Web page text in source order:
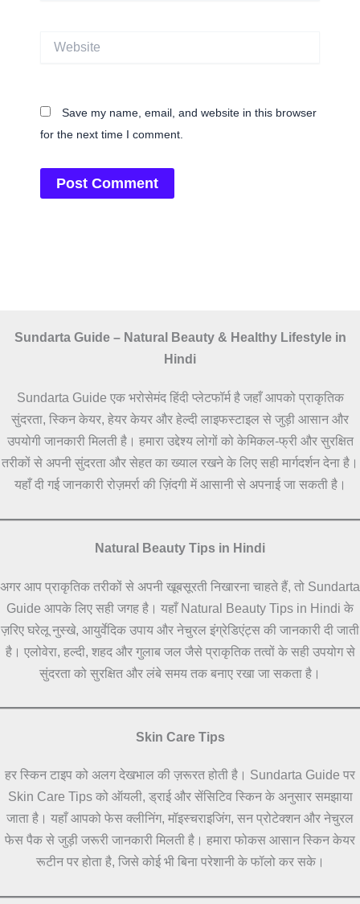
Website
Save my name, email, and website in this browser
for the next time I comment.
Sundarta Guide – Natural Beauty & Healthy Lifestyle in
Hindi
Sundarta Guide एक भरोसेमंद हिंदी प्लेटफॉर्म है जहाँ आपको प्राकृतिक
सुंदरता, स्किन केयर, हेयर केयर और हेल्दी लाइफस्टाइल से जुड़ी आसान और
उपयोगी जानकारी मिलती है। हमारा उद्देश्य लोगों को केमिकल-फ्री और सुरक्षित
तरीकों से अपनी सुंदरता और सेहत का ख्याल रखने के लिए सही मार्गदर्शन देना है।
यहाँ दी गई जानकारी रोज़मर्रा की ज़िंदगी में आसानी से अपनाई जा सकती है।
Natural Beauty Tips in Hindi
अगर आप प्राकृतिक तरीकों से अपनी खूबसूरती निखारना चाहते हैं, तो Sundarta
Guide आपके लिए सही जगह है। यहाँ Natural Beauty Tips in Hindi के
ज़रिए घरेलू नुस्खे, आयुर्वेदिक उपाय और नेचुरल इंग्रेडिएंट्स की जानकारी दी जाती
है। एलोवेरा, हल्दी, शहद और गुलाब जल जैसे प्राकृतिक तत्वों के सही उपयोग से
सुंदरता को सुरक्षित और लंबे समय तक बनाए रखा जा सकता है।
Skin Care Tips
हर स्किन टाइप को अलग देखभाल की ज़रूरत होती है। Sundarta Guide पर
Skin Care Tips को ऑयली, ड्राई और सेंसिटिव स्किन के अनुसार समझाया
जाता है। यहाँ आपको फेस क्लीनिंग, मॉइस्चराइजिंग, सन प्रोटेक्शन और नेचुरल
फेस पैक से जुड़ी जरूरी जानकारी मिलती है। हमारा फोकस आसान स्किन केयर
रूटीन पर होता है, जिसे कोई भी बिना परेशानी के फॉलो कर सके।